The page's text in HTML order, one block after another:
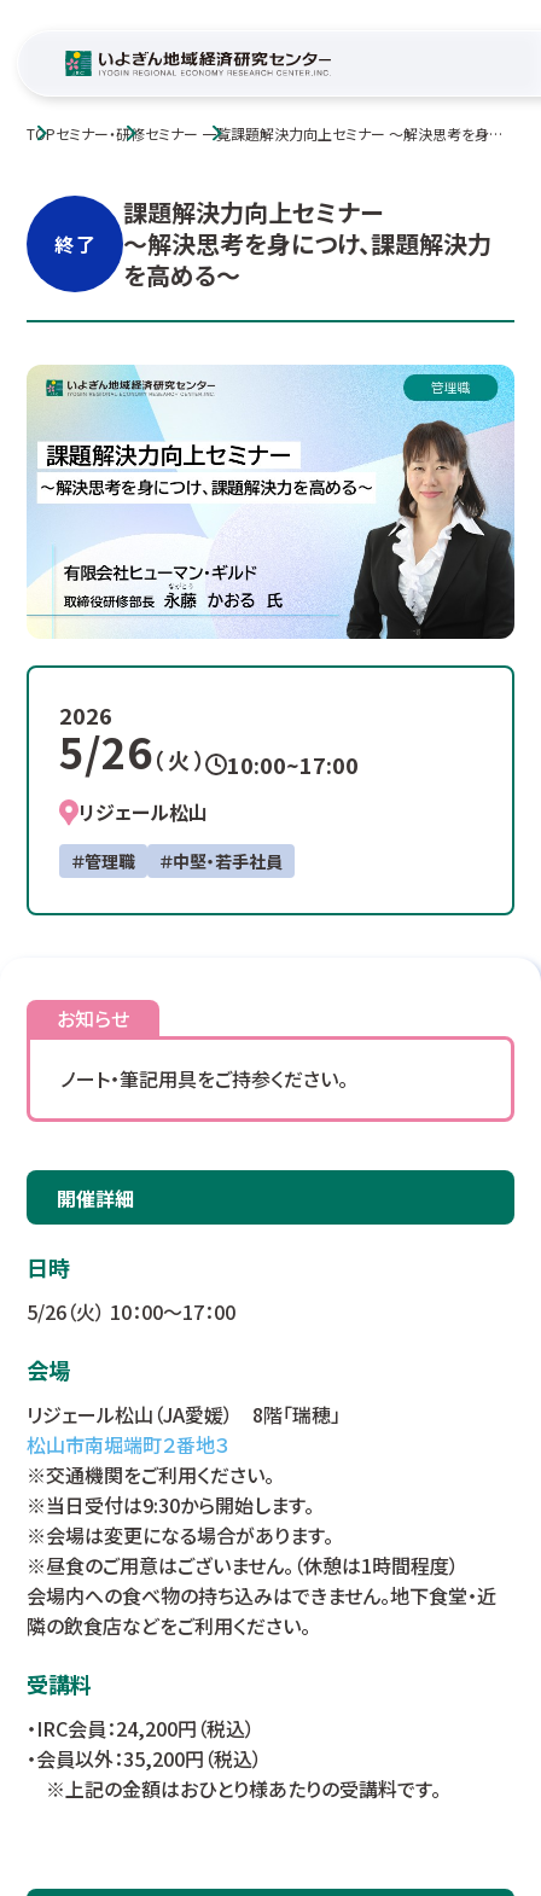
TOPセミナー・研修セミナー 一覧課題解決力向上セミナー ～解決思考を身に
つけ、課題解決力を高める～
終了
課題解決力向上セミナー
～解決思考を身につけ、課題解決力
を高める～
2026
5/26（ 火 ） 10:00~17:00
リジェール松山
＃管理職 ＃中堅・若手社員
お知らせ
ノート・筆記用具をご持参ください。
開催詳細
日時
5/26（火） 10：00～17：00
会場
リジェール松山（JA愛媛） 8階「瑞穂」
松山市南堀端町２番地３
※交通機関をご利用ください。
※当日受付は9:30から開始します。
※会場は変更になる場合があります。
※昼食のご用意はございません。（休憩は1時間程度）
会場内への食べ物の持ち込みはできません。地下食堂・近
隣の飲食店などをご利用ください。
受講料
・IRC会員：24,200円（税込）
・会員以外：35,200円（税込）
※上記の金額はおひとり様あたりの受講料です。